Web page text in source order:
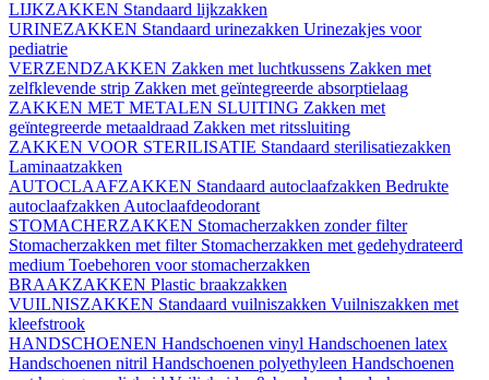
LIJKZAKKEN Standaard lijkzakken
URINEZAKKEN Standaard urinezakken Urinezakjes voor
pediatrie
VERZENDZAKKEN Zakken met luchtkussens Zakken met
zelfklevende strip Zakken met geïntegreerde absorptielaag
ZAKKEN MET METALEN SLUITING Zakken met
geïntegreerde metaaldraad Zakken met ritssluiting
ZAKKEN VOOR STERILISATIE Standaard sterilisatiezakken
Laminaatzakken
AUTOCLAAFZAKKEN Standaard autoclaafzakken Bedrukte
autoclaafzakken Autoclaafdeodorant
STOMACHERZAKKEN Stomacherzakken zonder filter
Stomacherzakken met filter Stomacherzakken met gedehydrateerd
medium Toebehoren voor stomacherzakken
BRAAKZAKKEN Plastic braakzakken
VUILNISZAKKEN Standaard vuilniszakken Vuilniszakken met
kleefstrook
HANDSCHOENEN Handschoenen vinyl Handschoenen latex
Handschoenen nitril Handschoenen polyethyleen Handschoenen